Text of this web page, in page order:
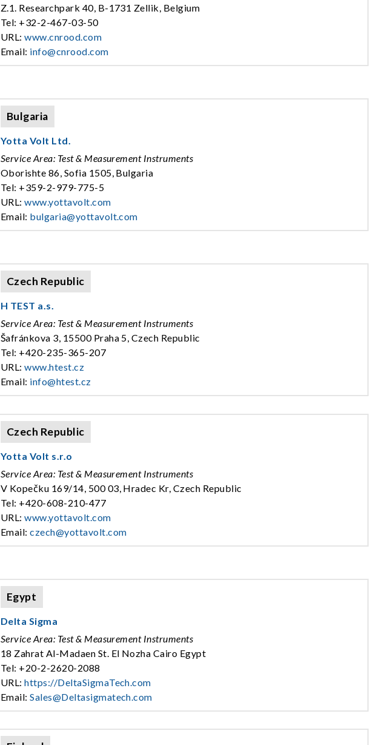
Z.1. Researchpark 40, B-1731 Zellik, Belgium
Tel: +32-2-467-03-50
URL:www.cnrood.com
Email: info@cnrood.com
Bulgaria
Yotta Volt Ltd.
Service Area: Test & Measurement Instruments
Oborishte 86, Sofia 1505, Bulgaria
Tel: +359-2-979-775-5
URL:www.yottavolt.com
Email: bulgaria@yottavolt.com
Czech Republic
H TEST a.s.
Service Area: Test & Measurement Instruments
Šafránkova 3, 15500 Praha 5, Czech Republic
Tel: +420-235-365-207
URL:www.htest.cz
Email: info@htest.cz
Czech Republic
Yotta Volt s.r.o
Service Area: Test & Measurement Instruments
V Kopečku 169/14, 500 03, Hradec Kr, Czech Republic
Tel: +420-608-210-477
URL:www.yottavolt.com
Email:czech@yottavolt.com
Egypt
Delta Sigma
Service Area: Test & Measurement Instruments
18 Zahrat Al-Madaen St. El Nozha Cairo Egypt
Tel: +20-2-2620-2088
URL:https://DeltaSigmaTech.com
Email:Sales@Deltasigmatech.com